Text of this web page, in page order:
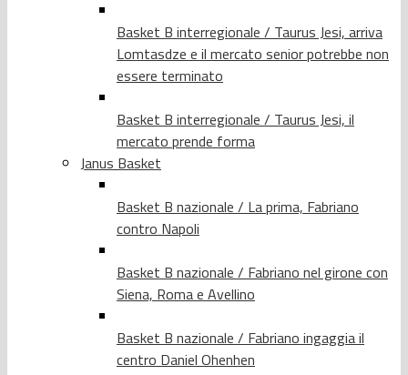
Basket B interregionale / Taurus Jesi, arriva
Lomtasdze e il mercato senior potrebbe non
essere terminato
Basket B interregionale / Taurus Jesi, il
mercato prende forma
Janus Basket
Basket B nazionale / La prima, Fabriano
contro Napoli
Basket B nazionale / Fabriano nel girone con
Siena, Roma e Avellino
Basket B nazionale / Fabriano ingaggia il
centro Daniel Ohenhen